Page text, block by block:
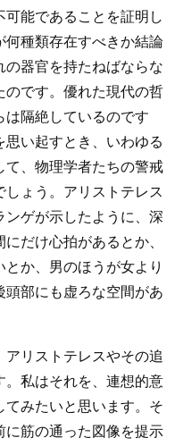
能であることを証明し
何種類存在すべきか結論
の器官を持たねばならな
のです。優れた現代の哲
は隔絶しているのです
い起すとき、いわゆる
て、物理学者たちの警戒
ょう。アリストテレス
ゲが示したように、深
だけ心拍があるとか、
か、男のほうが女より
部にも虚ろな空間があ
リストテレスやその追
。私はそれを、連想的意
てみたいと思います。そ
に筋の通った図像を提示